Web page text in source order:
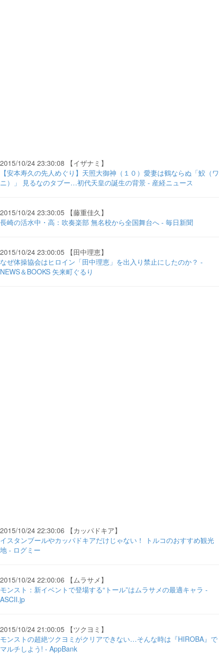
2015/10/24 23:30:08 【イザナミ】
【安本寿久の先人めぐり】天照大御神（１０）愛妻は鶴ならぬ「鮫（ワ
ニ）」 見るなのタブー…初代天皇の誕生の背景 - 産経ニュース
2015/10/24 23:30:05 【藤重佳久】
長崎の活水中・高：吹奏楽部 無名校から全国舞台へ - 毎日新聞
2015/10/24 23:00:05 【田中理恵】
なぜ体操協会はヒロイン「田中理恵」を出入り禁止にしたのか？ -
NEWS＆BOOKS 矢来町ぐるり
2015/10/24 22:30:06 【カッパドキア】
イスタンブールやカッパドキアだけじゃない！ トルコのおすすめ観光
地 - ログミー
2015/10/24 22:00:06 【ムラサメ】
モンスト：新イベントで登場する“トール”はムラサメの最適キャラ -
ASCII.jp
2015/10/24 21:00:05 【ツクヨミ】
モンストの超絶ツクヨミがクリアできない…そんな時は『HIROBA』で
マルチしよう! - AppBank